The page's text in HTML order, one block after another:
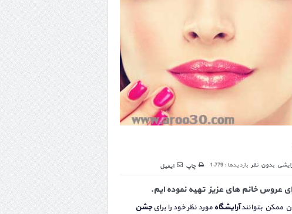
بدون نظر بازدیدها : 1,779 چاپ ایمیل
عروس خانم های عزیز تهیه نموده ایم.
ممکن بتوانندآرایشگاه مورد نظر خود را برایجشن